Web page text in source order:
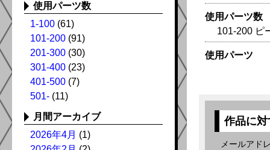
使用パーツ数
1-100 (61)
101-200 (91)
201-300 (30)
301-400 (23)
401-500 (7)
501- (11)
月間アーカイブ
2026年4月 (1)
使用パーツ数
101-200 ピ
使用パーツ
作品に
メールアド